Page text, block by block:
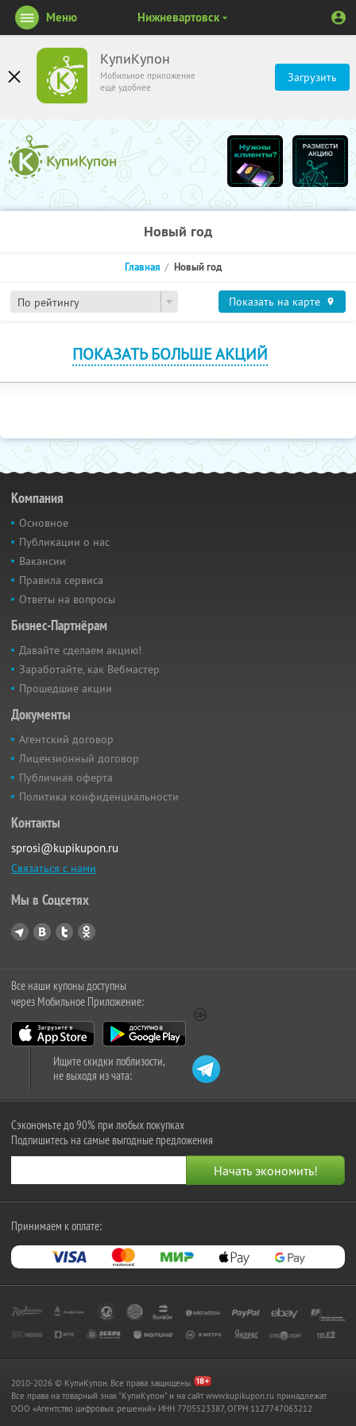
КупиКупон
Мобильное приложение
ещё удобнее
Загрузить
Меню Нижневартовск
Новый год
По рейтингу
Главная Новый год
Показать на карте
ПОКАЗАТЬ БОЛЬШЕ АКЦИЙ
Компания
Основное
Публикации о нас
Вакансии
Правила сервиса
Ответы на вопросы
Бизнес-Партнёрам
Давайте сделаем акцию!
Заработайте, как Вебмастер
Прошедшие акции
Документы
Агентский договор
Лицензионный договор
Публичная оферта
Политика конфиденциальности
Контакты
sprosi@kupikupon.ru
Связаться с нами
Мы в Соцсетях
Все наши купоны доступны
через Мобильное Приложение:
Ищите скидки поблизости,
не выходя из чата:
Сэкономьте до 90% при любых покупках
Подпишитесь на самые выгодные предложения
Принимаем к оплате:
2010-2026 © КупиКупон. Все права защищены.
Все права на товарный знак "КупиКупон" и на сайт www.kupikupon.ru принадлежат
OOO «Агентство цифровых решений» ИНН 7705523387, ОГРН 1127747063212